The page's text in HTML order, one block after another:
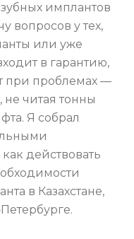
имплантов
вопросов у тех,
или уже
в гарантию,
при проблемах —
читая тонны
Я собрал
действовать
в Казахстане,